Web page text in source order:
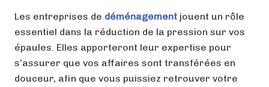
Les entreprises de déménagement jouent un rôle
essentiel dans la réduction de la pression sur vos
épaules. Elles apporteront leur expertise pour
s’assurer que vos affaires sont transférées en
douceur, afin que vous puissiez retrouver votre